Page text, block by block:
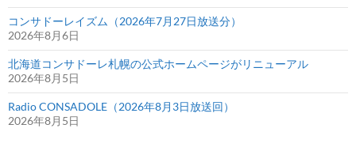
コンサドーレイズム（2026年7月27日放送分）
2026年8月6日
北海道コンサドーレ札幌の公式ホームページがリニューアル
2026年8月5日
Radio CONSADOLE（2026年8月3日放送回）
2026年8月5日